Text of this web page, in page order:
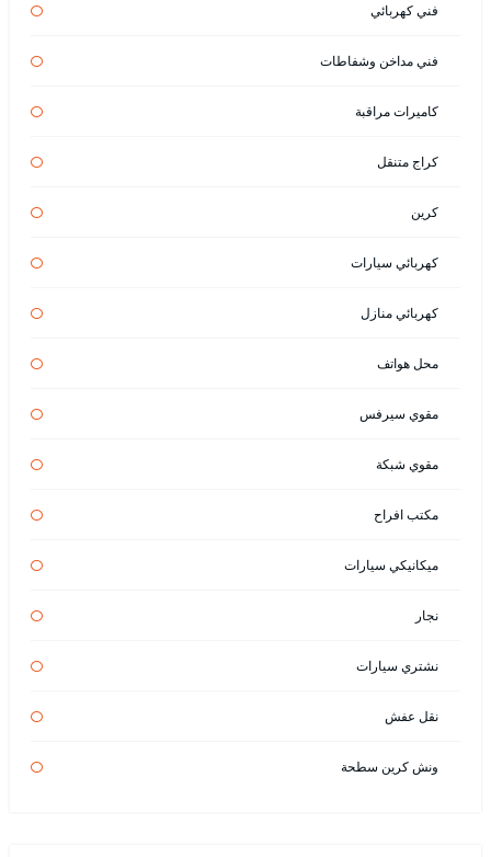
فني كهربائي
فني مداخن وشفاطات
كاميرات مراقبة
كراج متنقل
كرين
كهربائي سيارات
كهربائي منازل
محل هواتف
مقوي سيرفس
مقوي شبكة
مكتب افراح
ميكانيكي سيارات
نجار
نشتري سيارات
نقل عفش
ونش كرين سطحة